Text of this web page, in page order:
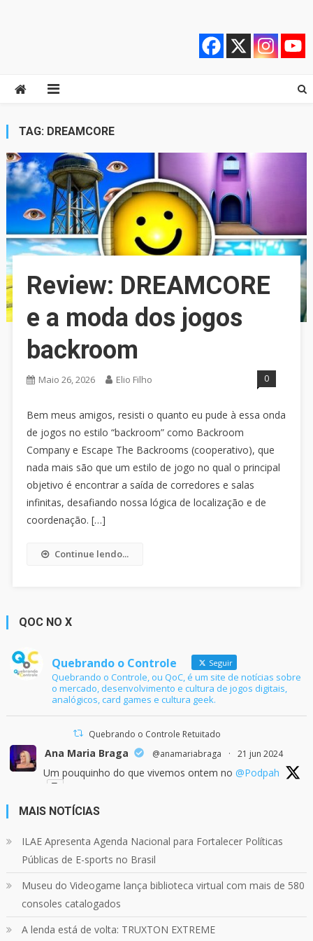
Quebrando o Controle
TAG: DREAMCORE
Review: DREAMCORE
e a moda dos jogos
backroom
Maio 26, 2026 Elio Filho 0
Bem meus amigos, resisti o quanto eu pude à essa onda
de jogos no estilo “backroom” como Backroom
Company e Escape The Backrooms (cooperativo), que
nada mais são que um estilo de jogo no qual o principal
objetivo é encontrar a saída de corredores e salas
infinitas, desafiando nossa lógica de localização e de
coordenação. […]
Continue lendo...
QOC NO X
Quebrando o Controle Seguir
Quebrando o Controle, ou QoC, é um site de notícias sobre
o mercado, desenvolvimento e cultura de jogos digitais,
analógicos, card games e cultura geek.
Quebrando o Controle Retuitado
Ana Maria Braga @anamariabraga · 21 jun 2024
Um pouquinho do que vivemos ontem no @Podpah
Quebrando o Controle
Confira em nosso site o mais recente REVIEW de
Skull & Bones.
Mais em:
https://buff.ly/3yPhDN2
MAIS NOTÍCIAS
ILAE Apresenta Agenda Nacional para Fortalecer Políticas
Públicas de E-sports no Brasil
Museu do Videogame lança biblioteca virtual com mais de 580
consoles catalogados
A lenda está de volta: TRUXTON EXTREME